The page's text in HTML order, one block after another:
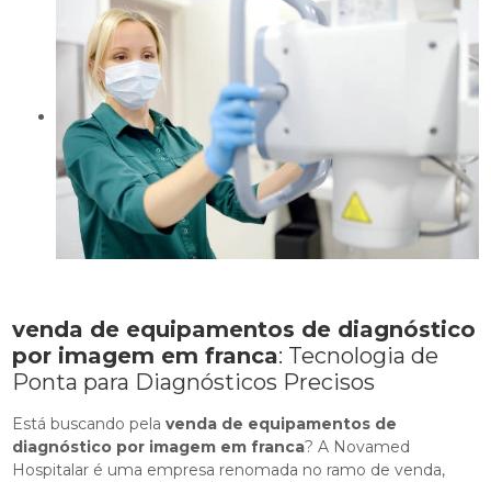
venda de equipamentos de diagnóstico
por imagem em franca: Tecnologia de
Ponta para Diagnósticos Precisos
Está buscando pelavenda de equipamentos de
diagnóstico por imagem em franca? A Novamed
Hospitalar é uma empresa renomada no ramo de venda,